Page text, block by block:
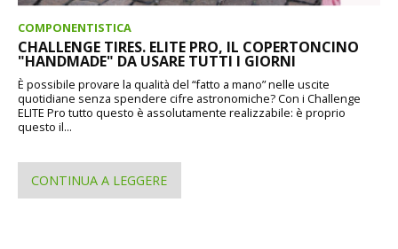
COMPONENTISTICA
CHALLENGE TIRES. ELITE PRO, IL COPERTONCINO
"HANDMADE" DA USARE TUTTI I GIORNI
È possibile provare la qualità del “fatto a mano” nelle uscite
quotidiane senza spendere cifre astronomiche? Con i Challenge
ELITE Pro tutto questo è assolutamente realizzabile: è proprio
questo il...
CONTINUA A LEGGERE